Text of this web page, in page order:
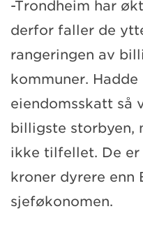
-Trondheim har
derfor faller de
rangeringen av
kommuner.
eiendomsskatt så
billigste storbyen,
ikke tilfellet. De er
kroner dyrere enn
sjeføkonomen.